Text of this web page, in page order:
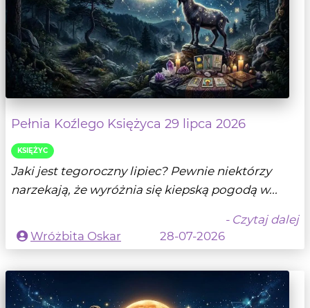
Pełnia Koźlego Księżyca 29 lipca 2026
KSIĘŻYC
Jaki jest tegoroczny lipiec? Pewnie niektórzy
narzekają, że wyróżnia się kiepską pogodą w...
- Czytaj dalej
Wróżbita Oskar
28-07-2026